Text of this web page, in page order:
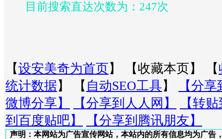
目前搜索直达次数为：247次
【设安美奇为首页 】 【 收藏本页 】 【
统计数据 】 【 自动SEO工具 】
【分
微博分享】
【分享到人人网】
【转
到百度贴吧】
【分享到腾讯朋友】
声明：本网站为广告宣传网站，本站内的所有信息均为广告